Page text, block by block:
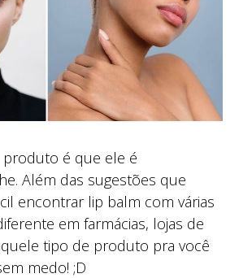
é que ele é
Além das sugestões que
encontrar lip balm com várias
em farmácias, lojas de
tipo de produto pra você
medo! ;D